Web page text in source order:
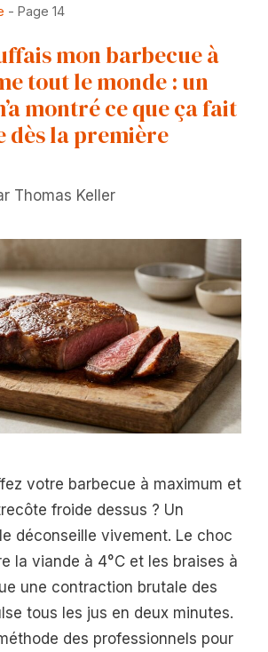
- Page 14
mon barbecue à
tout le monde : un
montré ce que ça fait
dès la première
Thomas Keller
votre barbecue à maximum et
froide dessus ? Un
déconseille vivement. Le choc
la viande à 4°C et les braises à
une contraction brutale des
tous les jus en deux minutes.
des professionnels pour